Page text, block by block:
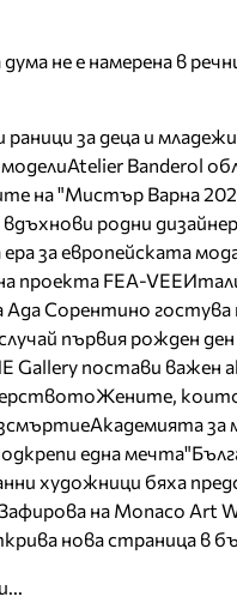
не е намерена в
раници за деца и
Atelier Banderol
на "Мистър Варна
вдъхнови родни
за европейската
проекта FEA-VEE
Ада Сорентино гостува
първия рожден
Gallery постави важен
Жените,
Академията за
една мечта"
художници бяха
на Monaco Art
нова страница в